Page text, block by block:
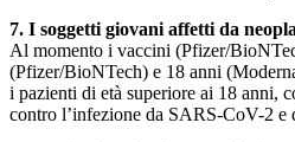
7. I soggetti giovani affetti da
Al momento i vaccini (Pfizer/
(Pfizer/BioNTech) e 18 anni
i pazienti di età superiore ai 18 anni,
contro l’infezione da SARS-CoV-2 e